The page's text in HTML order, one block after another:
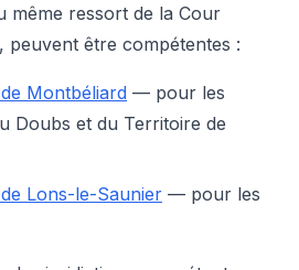
même ressort de la Cour
peuvent être compétentes :
Montbéliard — pour les
Doubs et du Territoire de
Lons-le-Saunier — pour les